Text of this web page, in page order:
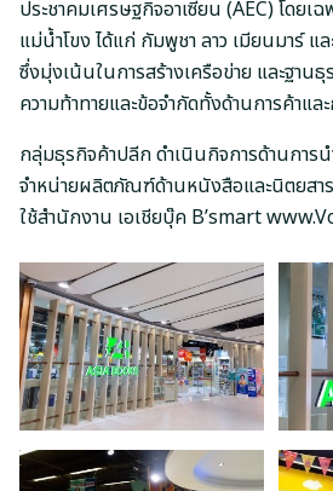
ประชาคมเศรษฐกิจอาเซียน (AEC) โดยเ
แม่น้ำโขง ได้แก่ กัมพูชา ลาว เมียนมาร์ แ
ซึ่งมุ่งเน้นในการสร้างเครือข่าย และฐานธุ
ความท้าทายและข้อจำกัดทั้งด้านการค้าแล
กลุ่มธุรกิจค้าปลีก ดำเนินกิจการด้านการน
จำหน่ายผลิตภัณฑ์ด้านหนังสือและนิตยสาร
ใช้สำนักงาน เอเชียบุ๊ค B’smart